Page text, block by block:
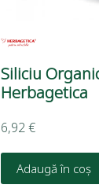
Siliciu
Herbagetica
6,92€
Adaugă în coș